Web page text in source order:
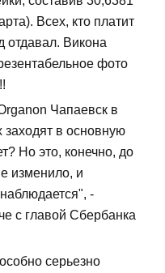
Всех, кто платит
отдавал. Викона
фото
Чапаевск в
заходят в основную
Но это, конечно, до
изменило, и
-
с главой Сбербанка
серьезно